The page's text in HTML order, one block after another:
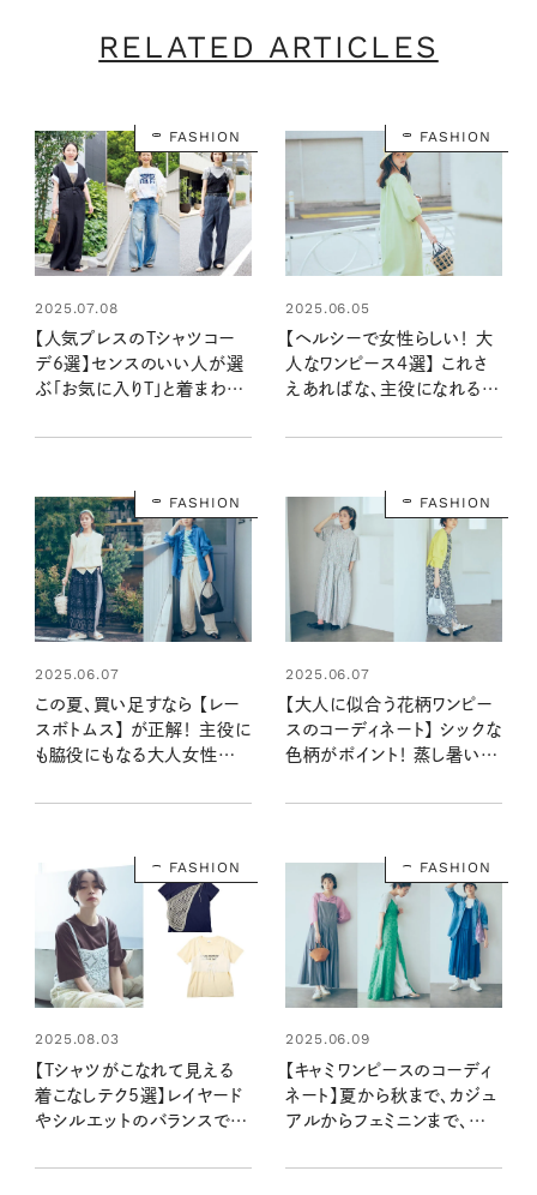
RELATED ARTICLES
FASHION
2025.07.08
【人気プレスのTシャツコー
デ6選】センスのいい人が選
ぶ「お気に入りT」と着まわし
FASHION
2025.06.05
【ヘルシーで女性らしい！ 大
人なワンピース4選】 これさ
えあればな、主役になれる1
FASHION
2025.06.07
この夏、買い足すなら 【レー
スボトムス】 が正解！ 主役に
も脇役にもなる大人女性のき
FASHION
2025.06.07
【大人に似合う花柄ワンピー
スのコーディネート】 シックな
色柄がポイント！ 蒸し暑い日
FASHION
2025.08.03
【Tシャツがこなれて見える
着こなしテク5選】レイヤード
やシルエットのバランスで、
える！
FASHION
2025.06.09
【キャミワンピースのコーディ
ネート】夏から秋まで、カジュ
アルからフェミニンまで、合
活躍！